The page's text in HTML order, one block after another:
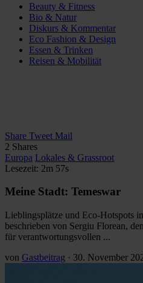
Beauty & Fitness
Bio & Natur
Diskurs & Kommentar
Eco Fashion & Design
Essen & Trinken
Reisen & Mobilität
Share Tweet Mail
2 Shares
Europa Lokales & Grassroot
Lesezeit: 2m 57s
Meine Stadt: Temeswar
Lieblingsplätze und Eco-Hotspots
beschrieben von Sergiu Florean,
für verantwortungsvollen ...
von Gastbeitrag · 30. November